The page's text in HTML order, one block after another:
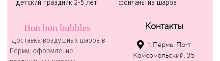
детский праздник 2-5 лет фонтаны из шаров
Bon bon bubbles
Доставка воздушных шаров в
Перми, оформление
Контакты
г. Пермь. Пр-т
Комсомольский, 35